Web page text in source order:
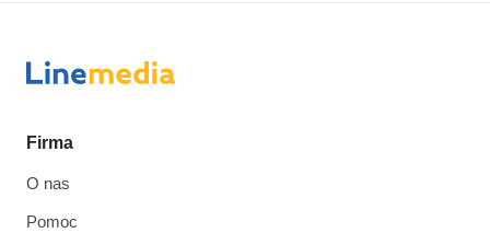
Firma
O nas
Pomoc